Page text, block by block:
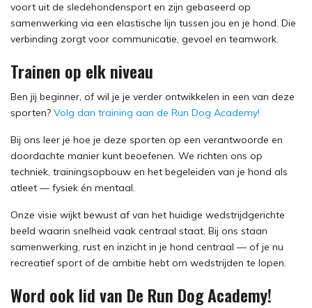
voort uit de sledehondensport en zijn gebaseerd op
samenwerking via een elastische lijn tussen jou en je hond. Die
verbinding zorgt voor communicatie, gevoel en teamwork.
Trainen op elk niveau
Ben jij beginner, of wil je je verder ontwikkelen in een van deze
sporten? Volg dan training aan de Run Dog Academy!
Bij ons leer je hoe je deze sporten op een verantwoorde en
doordachte manier kunt beoefenen. We richten ons op
techniek, trainingsopbouw en het begeleiden van je hond als
atleet — fysiek én mentaal.
Onze visie wijkt bewust af van het huidige wedstrijdgerichte
beeld waarin snelheid vaak centraal staat. Bij ons staan
samenwerking, rust en inzicht in je hond centraal — of je nu
recreatief sport of de ambitie hebt om wedstrijden te lopen.
Word ook lid van De Run Dog Academy!